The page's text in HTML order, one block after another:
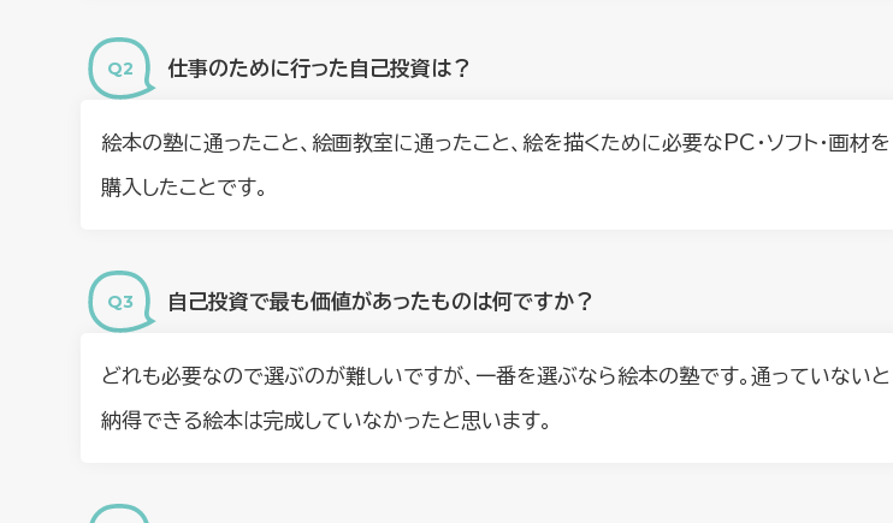
仕事のために行った自己投資は？
絵本の塾に通ったこと、絵画教室に通ったこと、絵を描くために必要なPC・ソフト・画材を
購入したことです。
自己投資で最も価値があったものは何ですか？
どれも必要なので選ぶのが難しいですが、一番を選ぶなら絵本の塾です。通っていないと
納得できる絵本は完成していなかったと思います。